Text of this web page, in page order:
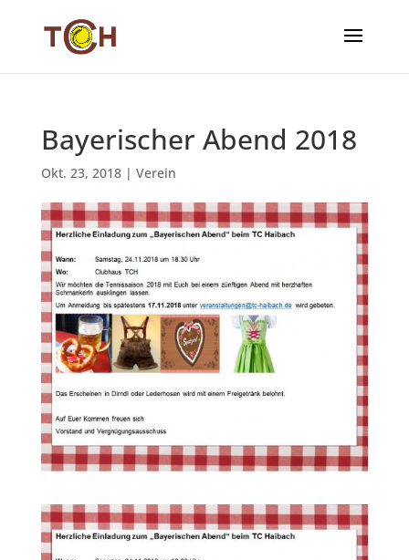
Bayerischer Abend 2018
Okt. 23, 2018| Verein